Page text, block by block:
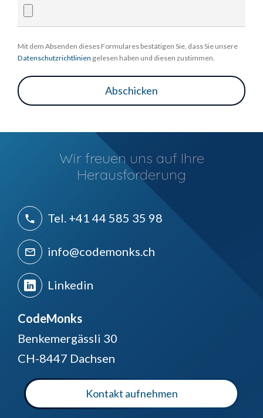
Mit dem Absenden dieses Formulares bestätigen Sie, dass Sie unsere
Datenschutzrichtlinien gelesen haben und diesen zustimmen.
Wir freuen uns auf Ihre
Herausforderung
Tel. +41 44 585 35 98
info@codemonks.ch
Linkedin
CodeMonks
Benkemergässli 30
CH-8447 Dachsen
Kontakt aufnehmen